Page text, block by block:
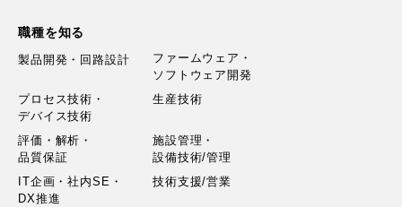
職種を知る
製品開発・回路設計
ファームウェア・
ソフトウェア開発
プロセス技術・
デバイス技術
生産技術
評価・解析・
品質保証
施設管理・
設備技術/管理
IT企画・社内SE・
DX推進
技術支援/営業